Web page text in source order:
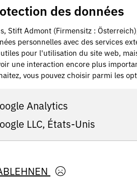
des données
Stift Admont (Firmensitz :
personnelles avec des services
pour l'utilisation du site web,
une interaction encore plus
vous pouvez choisir parmi les
Analytics
LLC, États-Unis